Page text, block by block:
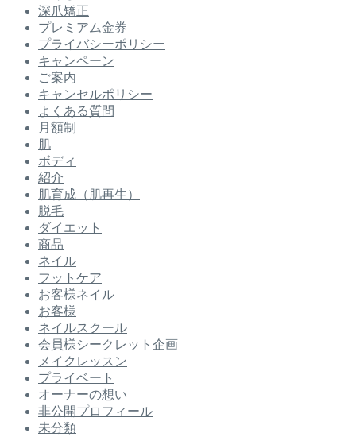
深爪矯正
プレミアム金券
プライバシーポリシー
キャンペーン
ご案内
キャンセルポリシー
よくある質問
月額制
肌
ボディ
紹介
肌育成（肌再生）
脱毛
ダイエット
商品
ネイル
フットケア
お客様ネイル
お客様
ネイルスクール
会員様シークレット企画
メイクレッスン
プライベート
オーナーの想い
非公開プロフィール
未分類